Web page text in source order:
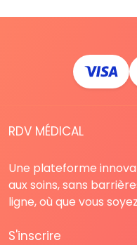
RDV MÉDICAL
Une plateforme
aux soins, sans
ligne, où que vous
S'inscrire